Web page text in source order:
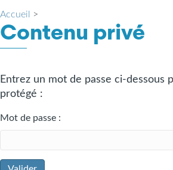
Accueil >
Contenu privé
Entrez un mot de passe ci-dessous
protégé :
Mot de passe :